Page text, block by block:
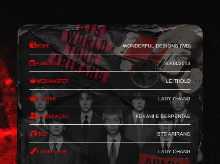
Nome Wonderful Designs (WD)
Fundado 30/08/2013
Web-Master Leithold
Co-Web Lady-Chang
Moderação Kekahi e Serpentae
Feat BTS Arirang
Layout por Lady-Chang